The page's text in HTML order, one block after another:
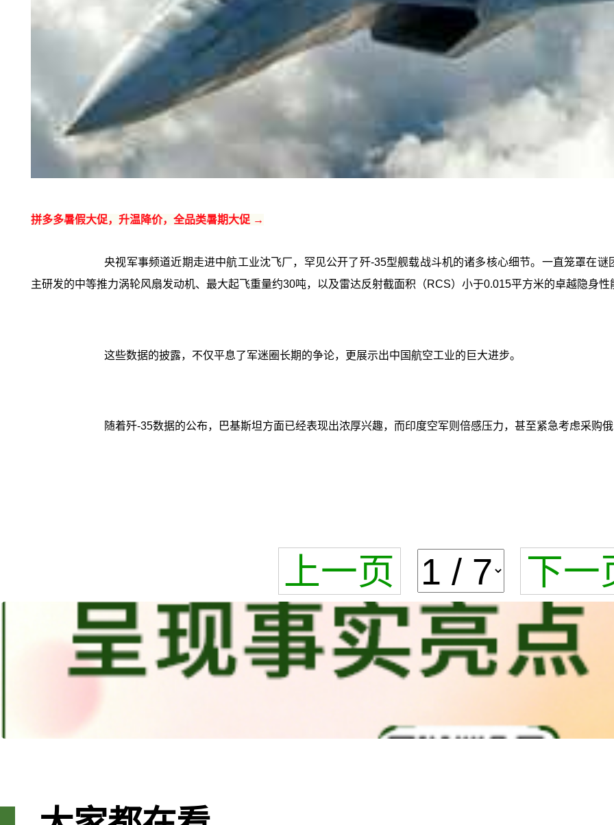
拼多多暑假大促，升温降价，全品类暑期大促 →
央视军事频道近期走进中航工业沈飞厂，罕见公开了歼-35型舰载战斗机的诸多核心细节。一直笼罩在
主研发的中等推力涡轮风扇发动机、最大起飞重量约30吨，以及雷达反射截面积（RCS）小于0.015平方米的卓越隐身性
这些数据的披露，不仅平息了军迷圈长期的争论，更展示出中国航空工业的巨大进步。
随着歼-35数据的公布，巴基斯坦方面已经表现出浓厚兴趣，而印度空军则倍感压力，甚至紧急考虑采购
上一页 下一